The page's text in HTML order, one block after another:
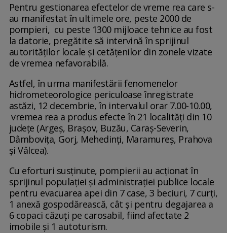
Pentru gestionarea efectelor de vreme rea care s-
au manifestat în ultimele ore, peste 2000 de
pompieri, cu peste 1300 mijloace tehnice au fost
la datorie, pregătite să intervină în sprijinul
autorităților locale și cetățenilor din zonele vizate
de vremea nefavorabilă.
Astfel, în urma manifestării fenomenelor
hidrometeorologice periculoase înregistrate
astăzi, 12 decembrie, în intervalul orar 7.00-10.00,
vremea rea a produs efecte în 21 localități din 10
județe (Argeș, Brașov, Buzău, Caraș-Severin,
Dâmbovița, Gorj, Mehedinți, Maramureș, Prahova
și Vâlcea).
Cu eforturi susținute, pompierii au acționat în
sprijinul populației și administrației publice locale
pentru evacuarea apei din 7 case, 3 beciuri, 7 curți,
1 anexă gospodărească, cât și pentru degajarea a
6 copaci căzuți pe carosabil, fiind afectate 2
imobile și 1 autoturism.